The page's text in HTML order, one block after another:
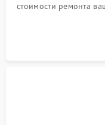
стоимости ремонта